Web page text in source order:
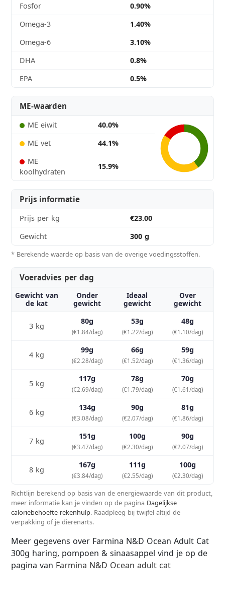
Fosfor
0.90%
Omega-3
1.40%
Omega-6
3.10%
DHA
0.8%
EPA
0.5%
ME-waarden
ME eiwit
40.0%
ME vet
44.1%
ME
koolhydraten
15.9%
Prijs informatie
Prijs per kg
€23.00
Gewicht
300 g
* Berekende waarde op basis van de overige voedingsstoffen.
Voeradvies per dag
Gewicht van
de kat
Onder
gewicht
Ideaal
gewicht
Over
gewicht
3 kg
80g
(€1.84/dag)
53g
(€1.22/dag)
48g
(€1.10/dag)
4 kg
99g
(€2.28/dag)
66g
(€1.52/dag)
59g
(€1.36/dag)
5 kg
117g
(€2.69/dag)
78g
(€1.79/dag)
70g
(€1.61/dag)
6 kg
134g
(€3.08/dag)
90g
(€2.07/dag)
81g
(€1.86/dag)
7 kg
151g
(€3.47/dag)
100g
(€2.30/dag)
90g
(€2.07/dag)
8 kg
167g
(€3.84/dag)
111g
(€2.55/dag)
100g
(€2.30/dag)
Richtlijn berekend op basis van de energiewaarde van dit product,
meer informatie kan je vinden op de pagina Dagelijkse
caloriebehoefte rekenhulp. Raadpleeg bij twijfel altijd de
verpakking of je dierenarts.
Meer gegevens over Farmina N&D Ocean Adult Cat
300g haring, pompoen & sinaasappel vind je op de
pagina van Farmina N&D Ocean adult cat